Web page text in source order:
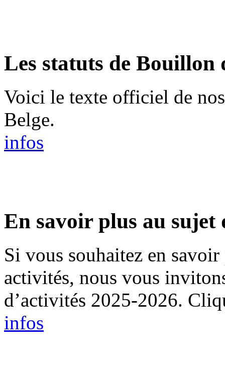
Les statuts de Bouillon
Voici le texte officiel de
Belge.
infos
En savoir plus au sujet
Si vous souhaitez en
activités, nous vous
d’activités 2025-2026.
infos